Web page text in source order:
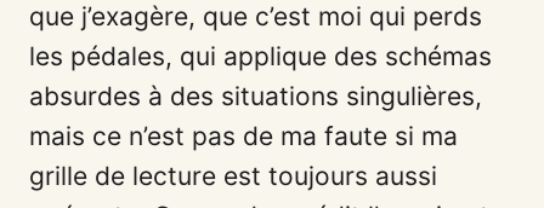
que j’exagère, que c’est moi qui perds
les pédales, qui applique des schémas
absurdes à des situations singulières,
mais ce n’est pas de ma faute si ma
grille de lecture est toujours aussi